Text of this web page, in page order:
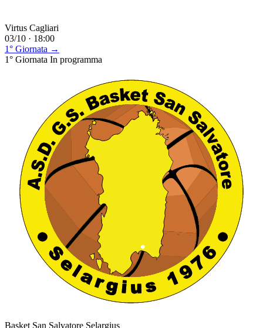
Virtus Cagliari
03/10 · 18:00
1° Giornata →
1° Giornata In programma
Basket San Salvatore Selargius